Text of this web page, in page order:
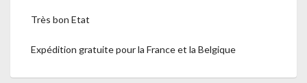
Très bon Etat
Expédition gratuite pour la France et la Belgique